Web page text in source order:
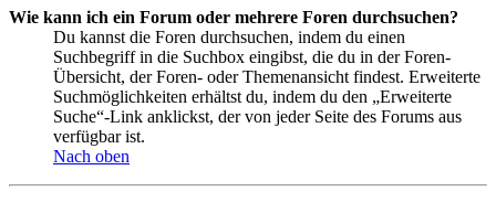
Wie kann ich ein Forum oder mehrere Foren durchsuchen?
Du kannst die Foren durchsuchen, indem du einen
Suchbegriff in die Suchbox eingibst, die du in der Foren-
Übersicht, der Foren- oder Themenansicht findest. Erweiterte
Suchmöglichkeiten erhältst du, indem du den „Erweiterte
Suche“-Link anklickst, der von jeder Seite des Forums aus
verfügbar ist.
Nach oben